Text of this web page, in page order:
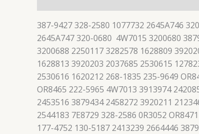
387-9427 328-2580 1077732 2645A746
2645A747 320-0680 4W7015 3200680
3200688 2250117 3282578 1628809
1628813 3920203 2037685 2530615
2530616 1620212 268-1835 235-9649
OR8465 222-5965 4W7013 3913974
2453516 3879434 2458272 3920211
2544183 7E8729 328-2586 0R3052
177-4752 130-5187 2413239 2664446